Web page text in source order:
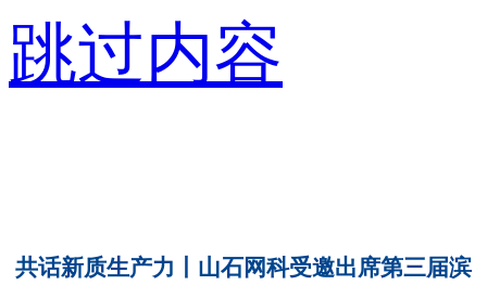
跳过内容
共话新质生产力丨山石网科受邀出席第三届滨